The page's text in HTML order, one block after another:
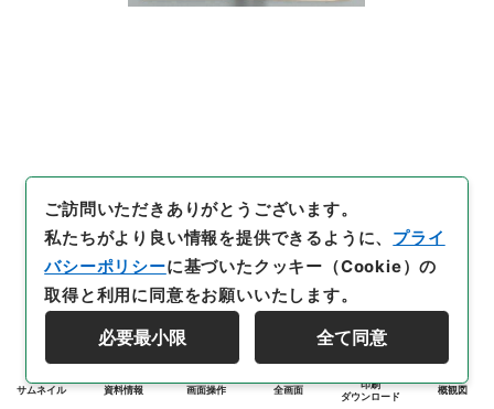
サムネイル 資料情報 画面操作 全画面
印刷
ダウンロード
概観図
ご訪問いただきありがとうございます。
私たちがより良い情報を提供できるように、 プライ
バシーポリシーに基づいたクッキー（Cookie）の
取得と利用に同意をお願いいたします。
必要最小限 全て同意